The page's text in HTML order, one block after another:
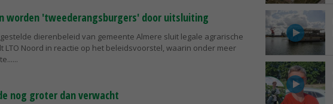
worden 'tweederangsburgers' door uitsluiting
dierenbeleid van gemeente Almere sluit legale agrarische
LTO Noord in reactie op het beleidsvoorstel, waarin onder meer
nog groter dan verwacht